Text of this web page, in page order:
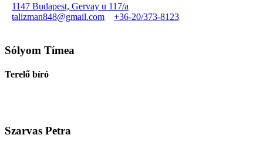
1147 Budapest, Gervay u 117/a
talizman848@gmail.com
+36-20/373-8123
Sólyom Tímea
Terelő bíró
Szarvas Petra